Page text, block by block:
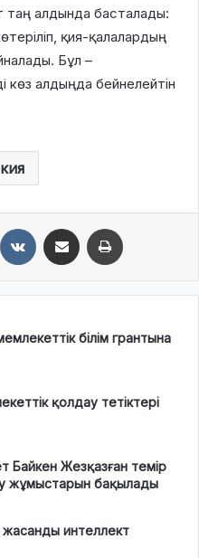
таң алдында басталады:
қия-қалалардың
Бұл –
көз алдыңда бейнелейтін
білім грантына
қолдау тетіктері
Байкен Жезқазған темір
жұмыстарын бақылады
жасанды интеллект